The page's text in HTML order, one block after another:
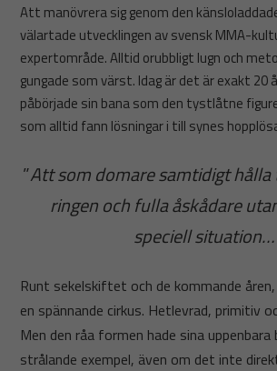
Att manövrera sig genom den
välartade utvecklingen av svensk MMA-
expertområde. Alltid orubbligt lugn och
gungade som värst. Idag är det är exakt 20
påbörjade sin bana som den tystlåtne
som alltid fann lösningar i till synes
”Att som domare samtidigt hålla
ringen och fulla åskådare
speciell situation…
Runt sekelskiftet och de kommande
en spännande cirkus. Hetlevrad, primitiv
Men den råa formen hade sina
strålande exempel, även om det inte